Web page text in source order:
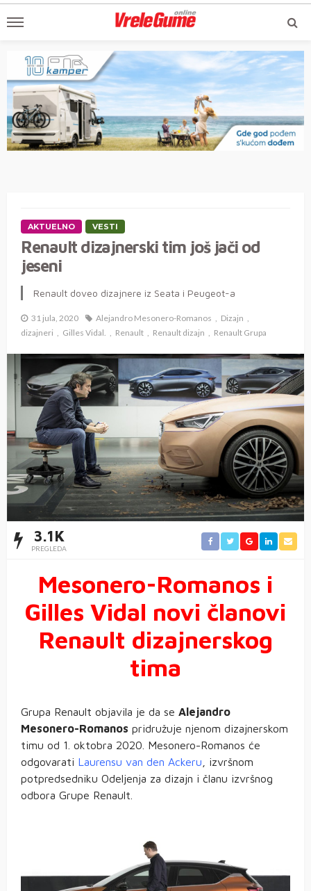
AKTUELNO VESTI
Renault dizajnerski tim još jači od
jeseni
Renault doveo dizajnere iz Seata i Peugeot-a
31 jula, 2020 Alejandro Mesonero-Romanos
Dizajn
dizajneri
Gilles Vidal. Renault Renault dizajn Renault Grupa
3.1K
PREGLEDA
Mesonero-Romanos i
Gilles Vidal novi članovi
Renault dizajnerskog
tima
Grupa Renault objavila je da se Alejandro
Mesonero-Romanos pridružuje njenom dizajnerskom
timu od 1. oktobra 2020. Mesonero-Romanos će
odgovarati Laurensu van den Ackeru , izvršnom
potpredsedniku Odeljenja za dizajn i članu izvršnog
odbora Grupe Renault.